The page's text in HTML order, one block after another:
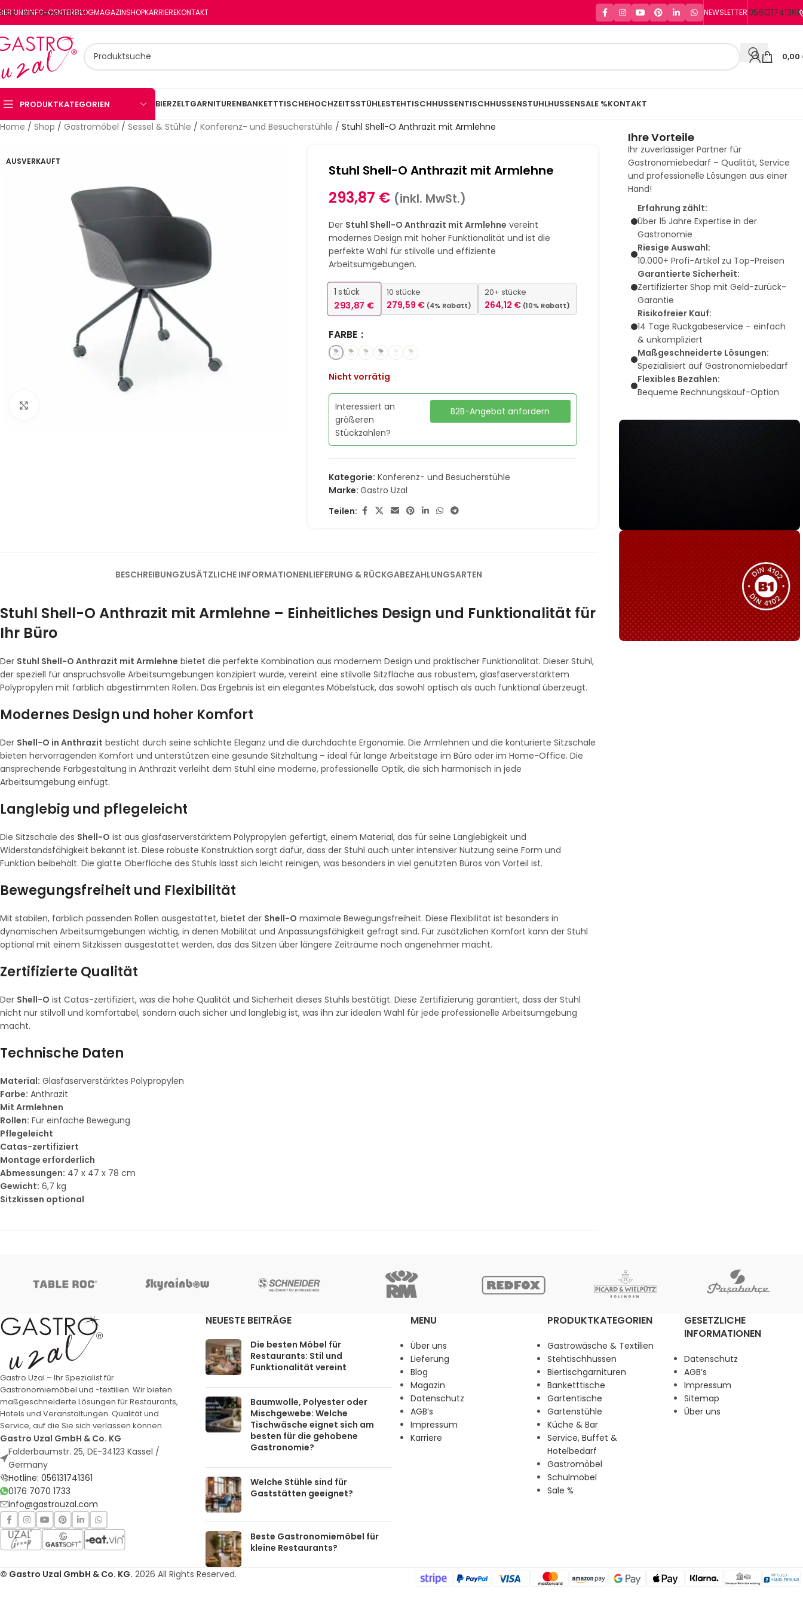
Skip to main content
UNSINFO-CENTERBLOGMAGAZINSHOPKARRIEREKONTAKT NEWSLETTER056131741361
0,00
PRODUKTKATEGORIEN BIERZELTGARNITURENBANKETTTISCHEHOCHZEITSSTÜHLESTEHTISCHHUSSENTISCHHUSSENSTUHLHUSSENSALE %KONTAKT
Home / Shop / Gastromöbel / Sessel & Stühle / Konferenz- und Besucherstühle / Stuhl Shell-O Anthrazit mit Armlehne
AUSVERKAUFT
Stuhl Shell-O Anthrazit mit Armlehne
293,87 € (inkl. MwSt.)
Der Stuhl Shell-OAnthrazit mit Armlehne vereint
modernes Design mit hoher Funktionalität und ist die
perfekte Wahl für stilvolle und effiziente
Arbeitsumgebungen.
1 stück
293,87 €
10 stücke
279,59 € (4% Rabatt)
20+ stücke
264,12 € (10% Rabatt)
FARBE
Nicht vorrätig
Interessiert an
größeren
Stückzahlen?
B2B-Angebot anfordern
Kategorie: Konferenz- und Besucherstühle
Marke:Gastro Uzal
Teilen:
BESCHREIBUNGZUSÄTZLICHE INFORMATIONENLIEFERUNG & RÜCKGABEZAHLUNGSARTEN
Stuhl Shell-O Anthrazit mit Armlehne – Einheitliches Design und Funktionalität für
Ihr Büro
Der Stuhl Shell-O Anthrazit mit Armlehne bietet die perfekte Kombination aus modernem Design und praktischer Funktionalität. Dieser Stuhl,
der speziell für anspruchsvolle Arbeitsumgebungen konzipiert wurde, vereint eine stilvolle Sitzfläche aus robustem, glasfaserverstärktem
Polypropylen mit farblich abgestimmten Rollen. Das Ergebnis ist ein elegantes Möbelstück, das sowohl optisch als auch funktional überzeugt.
Modernes Design und hoher Komfort
Der Shell-O in Anthrazit besticht durch seine schlichte Eleganz und die durchdachte Ergonomie. Die Armlehnen und die konturierte Sitzschale
bieten hervorragenden Komfort und unterstützen eine gesunde Sitzhaltung – ideal für lange Arbeitstage im Büro oder im Home-Office. Die
ansprechende Farbgestaltung in Anthrazit verleiht dem Stuhl eine moderne, professionelle Optik, die sich harmonisch in jede
Arbeitsumgebung einfügt.
Langlebig und pflegeleicht
Die Sitzschale des Shell-O ist aus glasfaserverstärktem Polypropylen gefertigt, einem Material, das für seine Langlebigkeit und
Widerstandsfähigkeit bekannt ist. Diese robuste Konstruktion sorgt dafür, dass der Stuhl auch unter intensiver Nutzung seine Form und
Funktion beibehält. Die glatte Oberfläche des Stuhls lässt sich leicht reinigen, was besonders in viel genutzten Büros von Vorteil ist.
Bewegungsfreiheit und Flexibilität
Mit stabilen, farblich passenden Rollen ausgestattet, bietet der Shell-O maximale Bewegungsfreiheit. Diese Flexibilität ist besonders in
dynamischen Arbeitsumgebungen wichtig, in denen Mobilität und Anpassungsfähigkeit gefragt sind. Für zusätzlichen Komfort kann der Stuhl
optional mit einem Sitzkissen ausgestattet werden, das das Sitzen über längere Zeiträume noch angenehmer macht.
Zertifizierte Qualität
Der Shell-O ist Catas-zertifiziert, was die hohe Qualität und Sicherheit dieses Stuhls bestätigt. Diese Zertifizierung garantiert, dass der Stuhl
nicht nur stilvoll und komfortabel, sondern auch sicher und langlebig ist, was ihn zur idealen Wahl für jede professionelle Arbeitsumgebung
macht.
Technische Daten
Material: Glasfaserverstärktes Polypropylen
Farbe: Anthrazit
Mit Armlehnen
Rollen: Für einfache Bewegung
Pflegeleicht
Catas-zertifiziert
Montage erforderlich
Abmessungen: 47 x 47 x 78 cm
Gewicht: 6,7 kg
Sitzkissen optional
Ihre Vorteile
Ihr zuverlässiger Partner für
Gastronomiebedarf – Qualität, Service
und professionelle Lösungen aus einer
Hand!
Erfahrung zählt:
Über 15 Jahre Expertise in der
Gastronomie
Riesige Auswahl:
10.000+ Profi-Artikel zu Top-Preisen
Garantierte Sicherheit:
Zertifizierter Shop mit Geld-zurück-
Garantie
Risikofreier Kauf:
14 Tage Rückgabeservice – einfach
& unkompliziert
Maßgeschneiderte Lösungen:
Spezialisiert auf Gastronomiebedarf
Flexibles Bezahlen:
Bequeme Rechnungskauf-Option
Sie haben nicht das passende
Produkt gefunden?
Wir helfen Ihnen gerne weiter!
Gastro Uzal – Ihr Spezialist für
Gastronomiemöbel und -textilien. Wir bieten
maßgeschneiderte Lösungen für Restaurants,
Hotels und Veranstaltungen. Qualität und
Service, auf die Sie sich verlassen können.
Gastro Uzal GmbH & Co. KG
Falderbaumstr. 25, DE-34123 Kassel /
Germany
Hotline: 056131741361
0176 7070 1733
info@gastrouzal.com
NEUESTE BEITRÄGE
Die besten Möbel für
Restaurants: Stil und
Funktionalität vereint
Baumwolle, Polyester oder
Mischgewebe: Welche
Tischwäsche eignet sich am
besten für die gehobene
Gastronomie?
Welche Stühle sind für
Gaststätten geeignet?
Beste Gastronomiemöbel für
kleine Restaurants?
MENU
Über uns
Lieferung
Blog
Magazin
Datenschutz
AGB’s
Impressum
Karriere
PRODUKTKATEGORIEN
Gastrowäsche & Textilien
Stehtischhussen
Biertischgarnituren
Banketttische
Gartentische
Gartenstühle
Küche & Bar
Service, Buffet &
Hotelbedarf
Gastromöbel
Schulmöbel
Sale %
GESETZLICHE
INFORMATIONEN
Datenschutz
AGB’s
Impressum
Sitemap
Über uns
© Gastro Uzal GmbH & Co. KG. 2026 All Rights Reserved.